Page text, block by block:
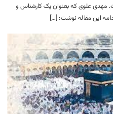
مهدی علوی که بعنوان یک کارشناس و
این مقاله نوشت: […]